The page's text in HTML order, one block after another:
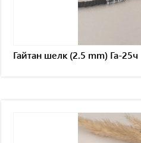
Гайтан шелк (2.5 mm) Га-25ч